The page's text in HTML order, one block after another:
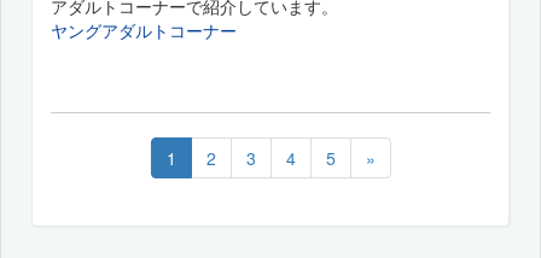
アダルトコーナーで紹介しています。
ヤングアダルトコーナー
1 2 3 4 5 »